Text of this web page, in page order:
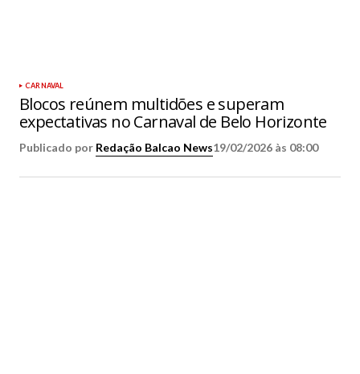
CARNAVAL
Blocos reúnem multidões e superam
expectativas no Carnaval de Belo Horizonte
Publicado por Redação Balcao News19/02/2026 às 08:00